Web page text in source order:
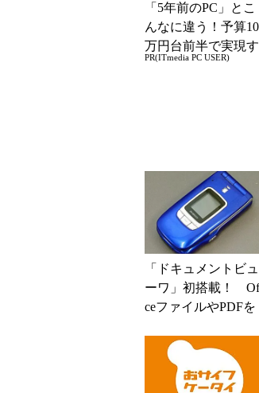
「5年前のPC」とこ
んなに違う！予算10
万円台前半で実現す
る快適PCライフ
PR(ITmedia PC USER)
「ドキュメントビュ
ーワ」初搭載！
ceファイルやPDFを
MA SH900...